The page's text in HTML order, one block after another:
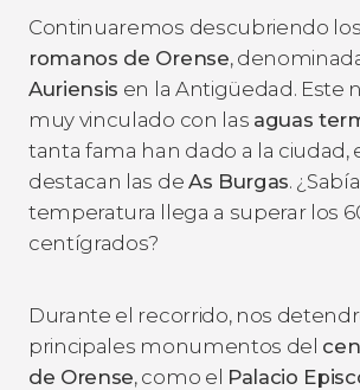
Continuaremos descubriendo los
romanos de Orense,
Auriensis en la Antigüedad. Este
muy vinculado con las aguas
tanta fama han dado a la ciudad,
destacan las de As Burgas.
temperatura llega a superar los
centígrados?
Durante el recorrido, nos
principales monumentos del
de Orense, como el Palacio